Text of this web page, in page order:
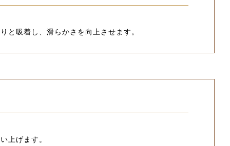
と吸着し、滑らかさを向上させます。
上げます。